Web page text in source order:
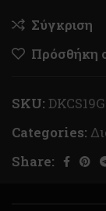
Σύγκριση
Πρόσθήκη
SKU:
Categories:
Share: